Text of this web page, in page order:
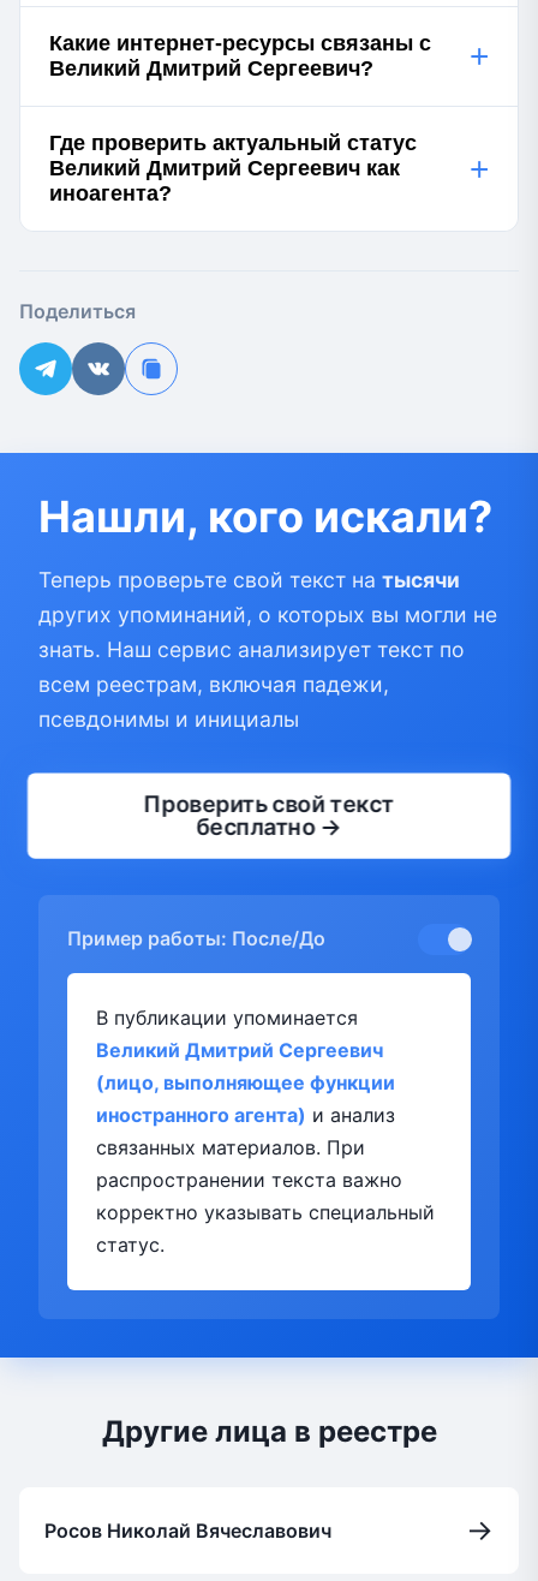
Какие интернет-ресурсы связаны с
Великий Дмитрий Сергеевич?
+
Где проверить актуальный статус
Великий Дмитрий Сергеевич как
иноагента?
+
Поделиться
Нашли, кого искали?
Теперь проверьте свой текст на тысячи
других упоминаний, о которых вы могли не
знать. Наш сервис анализирует текст по
всем реестрам, включая падежи,
псевдонимы и инициалы
Проверить свой текст
бесплатно →
Пример работы: После/До
В публикации упоминается
Великий Дмитрий Сергеевич
(лицо, выполняющее функции
иностранного агента) и анализ
связанных материалов. При
распространении текста важно
корректно указывать специальный
статус.
Другие лица в реестре
Росов Николай Вячеславович →